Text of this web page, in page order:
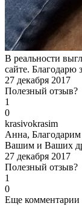
В реальности
сайте. Благодарю
27 декабря 2017
Полезный отзыв?
1
0
krasivokrasim
Анна,
Вашим и Ваших
27 декабря 2017
Полезный отзыв?
1
0
Еще комментарии